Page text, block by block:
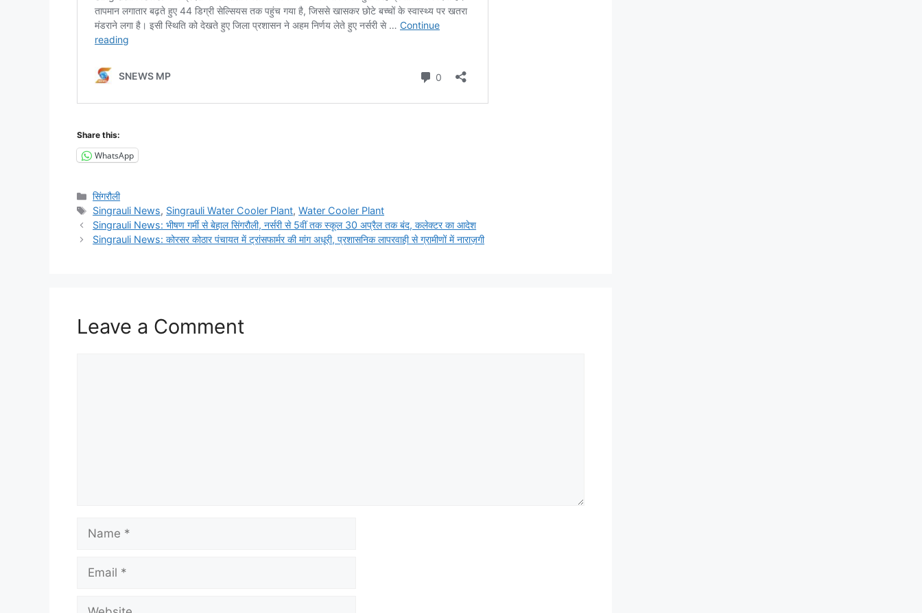
Share this:
WhatsApp
Categories
सिंगरौली
Tags
Singrauli News, Singrauli Water Cooler Plant,Water Cooler Plant
Singrauli News: भीषण गर्मी से बेहाल सिंगरौली, नर्सरी से 5वीं तक स्कूल 30 अप्रैल तक बंद, कलेक्टर का आदेश
Singrauli News: कोरसर कोठार पंचायत में ट्रांसफार्मर की मांग अधूरी, प्रशासनिक लापरवाही से ग्रामीणों में नाराज़गी
Leave a Comment
Name
Email
Website